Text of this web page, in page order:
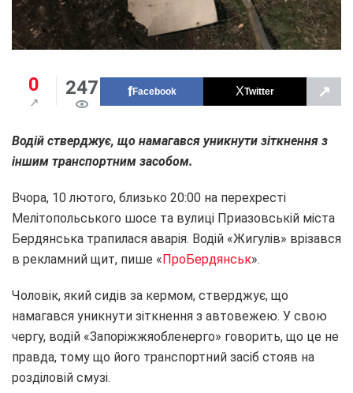
0 247 Facebook Twitter ↗
Водій стверджує, що намагався уникнути зіткнення з
іншим транспортним засобом.
Вчора, 10 лютого, близько 20:00 на перехресті
Мелітопольського шосе та вулиці Приазовській міста
Бердянська трапилася аварія. Водій «Жигулів» врізався
в рекламний щит, пише « ПроБердянськ».
Чоловік, який сидів за кермом, стверджує, що
намагався уникнути зіткнення з автовежею. У свою
чергу, водій «Запоріжжяобленерго» говорить, що це не
правда, тому що його транспортний засіб стояв на
розділовій смузі.